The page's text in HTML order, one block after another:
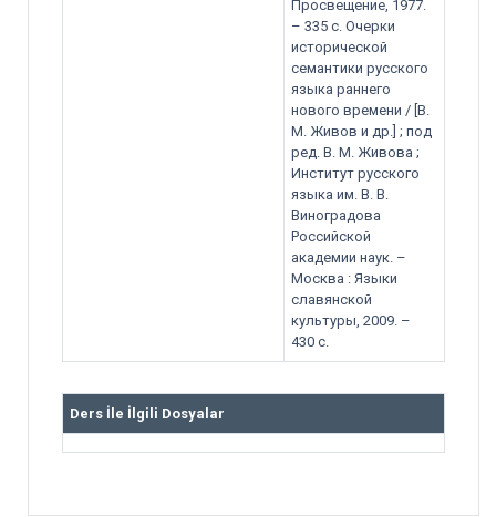
Просвещение, 1977.
– 335 с. Очерки
исторической
семантики русского
языка раннего
нового времени / [В.
М. Живов и др.] ; под
ред. В. М. Живова ;
Институт русского
языка им. В. В.
Виноградова
Российской
академии наук. –
Москва : Языки
славянской
культуры, 2009. –
430 с.
Ders İle İlgili Dosyalar